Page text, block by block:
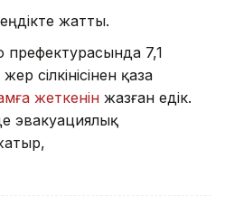
жатты.
7,1
сілкінісінен қаза
жеткенін жазған едік.
эвакуациялық